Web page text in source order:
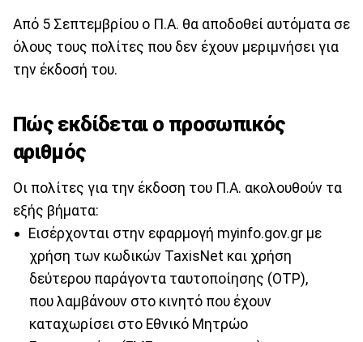
Από 5 Σεπτεμβρίου ο Π.Α. θα αποδοθεί αυτόματα σε
όλους τους πολίτες που δεν έχουν μεριμνήσει για
την έκδοσή του.
Πώς εκδίδεται ο προσωπικός
αριθμός
Οι πολίτες για την έκδοση του Π.Α. ακολουθούν τα
εξής βήματα:
Eισέρχονται στην εφαρμογή myinfo.gov.gr με
χρήση των κωδικών TaxisNet και χρήση
δεύτερου παράγοντα ταυτοποίησης (OTP),
που λαμβάνουν στο κινητό που έχουν
καταχωρίσει στο Εθνικό Μητρώο